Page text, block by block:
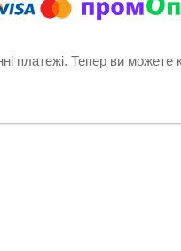
платежі. Тепер ви